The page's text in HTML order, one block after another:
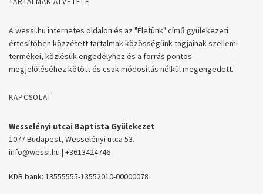
A wessi.hu internetes oldalon és az "Életünk" című gyülekezeti
értesítőben közzétett tartalmak közösségünk tagjainak szellemi
termékei, közlésük engedélyhez és a forrás pontos
megjelöléséhez kötött és csak módosítás nélkül megengedett.
KAPCSOLAT
Wesselényi utcai Baptista Gyülekezet
1077 Budapest, Wesselényi utca 53.
info@wessi.hu | +3613424746
KDB bank: 13555555-13552010-00000078